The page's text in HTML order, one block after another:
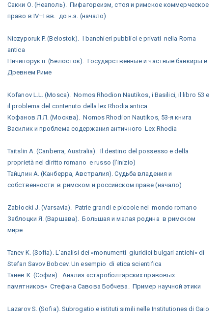
Сакки О. (Неаполь). Пифагореизм, стоя и римское коммерческое
право в IV–I вв. до н.э. (начало)
Niczyporuk P. (Belostok). I banchieri pubblici e privati nella Roma
antica
Ничипорук п. (Белосток). Государственные и частные банкиры в
Древнем Риме
Kofanov L.L. (Mosca). Nomos Rhodion Nautikos, i Basilici, il libro 53 e
il problema del contenuto della lex Rhodia antica
Кофанов Л.Л. (Москва). Nomos Rhodion Nautikos, 53-я книга
Василик и проблема содержания античного Lex Rhodia
Taitslin A. (Canberra, Australia). Il destino del possesso e della
proprietà nel diritto romano e russo (l’inizio)
Тайцлин А. (Канберра, Австралия). Судьба владения и
собственности в римском и российском праве (начало)
Zabłocki J. (Varsavia). Patrie grandi e piccole nel mondo romano
Заблоцки Я. (Варшава). Большая и малая родина в римском
мире
Tanev K. (Sofia). L’analisi dei «monumenti giuridici bulgari antichi» di
Stefan Savov Bobcev. Un esempio di etica scientifica
Танев К. (София). Анализ «староболгарских правовых
памятников» Стефана Савова Бобчева. Пример научной этики
Lazarov S. (Sofia). Subrogatio e istituti simili nelle Institutiones di Gaio